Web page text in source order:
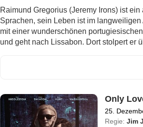
Raimund Gregorius (Jeremy Irons) ist
Sprachen, sein Leben ist im
mit einer wunderschönen
und geht nach Lissabon. Dort stolpert er
Only
25.
Regie: Jim